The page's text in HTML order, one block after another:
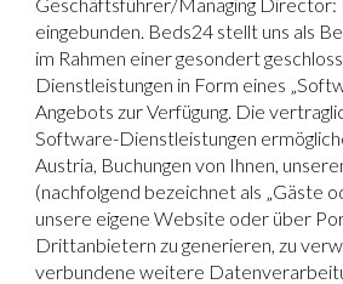
eingebunden. Beds24 stellt uns als
im Rahmen einer gesondert
Dienstleistungen in Form eines
Angebots zur Verfügung. Die
Software-Dienstleistungen
Austria, Buchungen von Ihnen,
(nachfolgend bezeichnet als „Gäste
unsere eigene Website oder über
Drittanbietern zu generieren, zu
verbundene weitere